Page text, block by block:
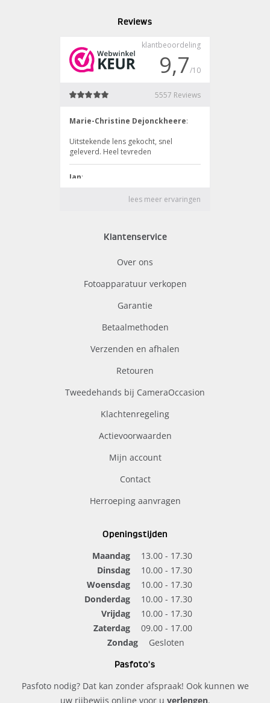
Reviews
Klantenservice
Over ons
Fotoapparatuur verkopen
Garantie
Betaalmethoden
Verzenden en afhalen
Retouren
Tweedehands bij CameraOccasion
Klachtenregeling
Actievoorwaarden
Mijn account
Contact
Herroeping aanvragen
Openingstijden
Maandag
13.00 - 17.30
Dinsdag
10.00 - 17.30
Woensdag
10.00 - 17.30
Donderdag
10.00 - 17.30
Vrijdag
10.00 - 17.30
Zaterdag
09.00 - 17.00
Zondag
Gesloten
Pasfoto's
Pasfoto nodig? Dat kan zonder afspraak! Ook kunnen we
uw rijbewijs online voor u verlengen.